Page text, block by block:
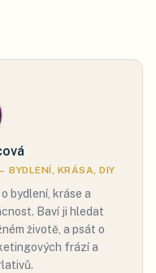
BYDLENÍ, KRÁSA, DIY
bydlení, kráse a
Baví ji hledat
životě, a psát o
frází a